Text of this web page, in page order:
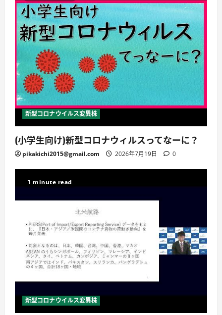
新型コロナウイルス変異株
(小学生向け)新型コロナウィルスってなーに？
pikakichi2015@gmail.com 2026年7月19日 0
1 minute read
新型コロナウイルス変異株